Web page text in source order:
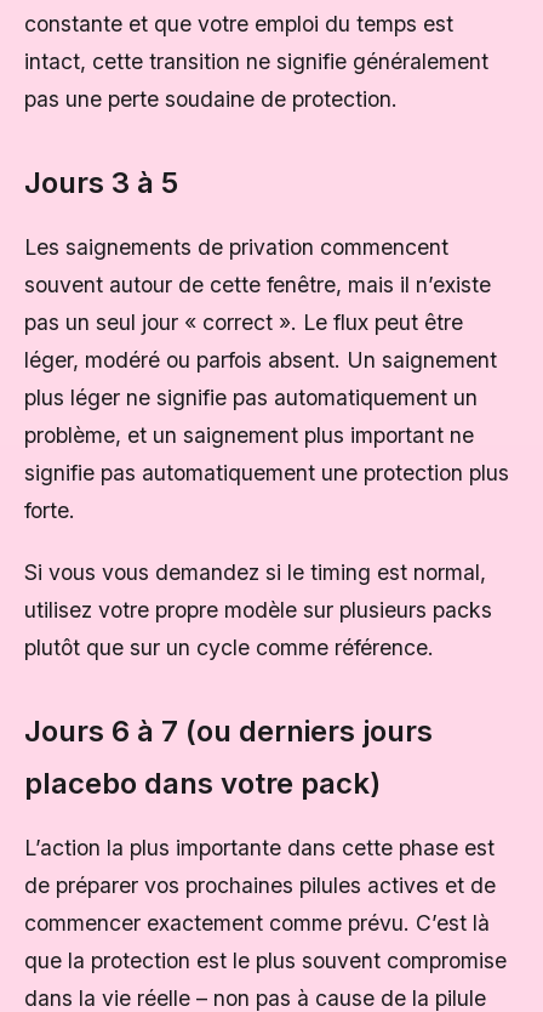
constante et que votre emploi du temps est
intact, cette transition ne signifie généralement
pas une perte soudaine de protection.
Jours 3 à 5
Les saignements de privation commencent
souvent autour de cette fenêtre, mais il n’existe
pas un seul jour « correct ». Le flux peut être
léger, modéré ou parfois absent. Un saignement
plus léger ne signifie pas automatiquement un
problème, et un saignement plus important ne
signifie pas automatiquement une protection plus
forte.
Si vous vous demandez si le timing est normal,
utilisez votre propre modèle sur plusieurs packs
plutôt que sur un cycle comme référence.
Jours 6 à 7 (ou derniers jours
placebo dans votre pack)
L’action la plus importante dans cette phase est
de préparer vos prochaines pilules actives et de
commencer exactement comme prévu. C’est là
que la protection est le plus souvent compromise
dans la vie réelle – non pas à cause de la pilule